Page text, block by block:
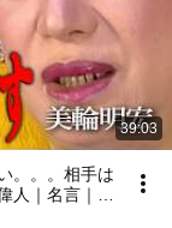
39:03
。。。相手は
人｜名言｜言